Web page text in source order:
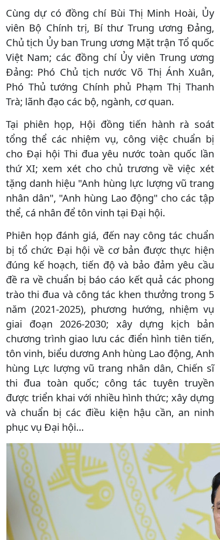
Cùng dự có đồng chí Bùi Thị Minh Hoài, Ủy
viên Bộ Chính trị, Bí thư Trung ương Đảng,
Chủ tịch Ủy ban Trung ương Mặt trận Tổ quốc
Việt Nam; các đồng chí Ủy viên Trung ương
Đảng: Phó Chủ tịch nước Võ Thị Ánh Xuân,
Phó Thủ tướng Chính phủ Phạm Thị Thanh
Trà; lãnh đạo các bộ, ngành, cơ quan.
Tại phiên họp, Hội đồng tiến hành rà soát
tổng thể các nhiệm vụ, công việc chuẩn bị
cho Đại hội Thi đua yêu nước toàn quốc lần
thứ XI; xem xét cho chủ trương về việc xét
tặng danh hiệu "Anh hùng lực lượng vũ trang
nhân dân", "Anh hùng Lao động" cho các tập
thể, cá nhân để tôn vinh tại Đại hội.
Phiên họp đánh giá, đến nay công tác chuẩn
bị tổ chức Đại hội về cơ bản được thực hiện
đúng kế hoạch, tiến độ và bảo đảm yêu cầu
đề ra về chuẩn bị báo cáo kết quả các phong
trào thi đua và công tác khen thưởng trong 5
năm (2021-2025), phương hướng, nhiệm vụ
giai đoạn 2026-2030; xây dựng kịch bản
chương trình giao lưu các điển hình tiên tiến,
tôn vinh, biểu dương Anh hùng Lao động, Anh
hùng Lực lượng vũ trang nhân dân, Chiến sĩ
thi đua toàn quốc; công tác tuyên truyền
được triển khai với nhiều hình thức; xây dựng
và chuẩn bị các điều kiện hậu cần, an ninh
phục vụ Đại hội…